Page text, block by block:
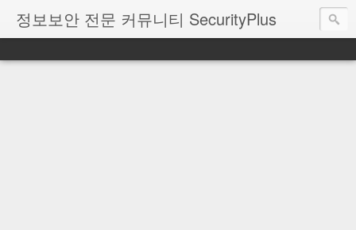
정보보안 전문 커뮤니티 SecurityPlus